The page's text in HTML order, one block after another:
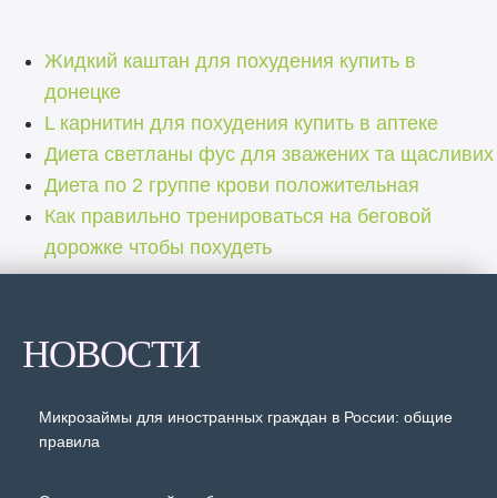
Жидкий каштан для похудения купить в
донецке
L карнитин для похудения купить в аптеке
Диета светланы фус для зважених та щасливих
Диета по 2 группе крови положительная
Как правильно тренироваться на беговой
дорожке чтобы похудеть
НОВОСТИ
Микрозаймы для иностранных граждан в России: общие
правила